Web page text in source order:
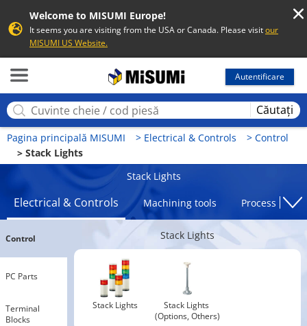
Welcome to MISUMI Europe!
It seems you are visiting from the USA or Canada. Please visitour
MISUMI US Website.
Autentificare
Căutați
Pagina principală MISUMI Electrical & Controls
Control
Stack Lights
Stack Lights
Electrical & Controls Machining tools Processing
Control
PC Parts
Terminal
Blocks
Stack Lights
Stack Lights
Stack Lights
(Options, Others)